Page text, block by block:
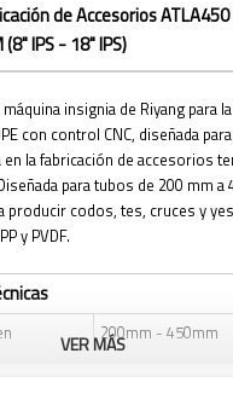
de Accesorios ATLA450
IPS - 18" IPS)
máquina insignia de Riyang para
con control CNC, diseñada
la fabricación de accesorios
para tubos de 200 mm a
producir codos, tes, cruces y
y PVDF.
200mm - 450mm
VER MÁS